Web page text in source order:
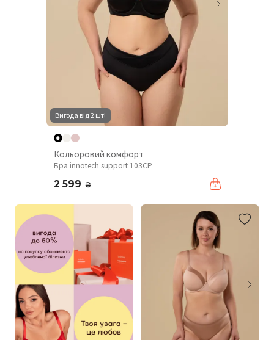
Вигода від 2 шт!
Кольоровий комфорт
Бра innotech support 103CP
2 599 ₴